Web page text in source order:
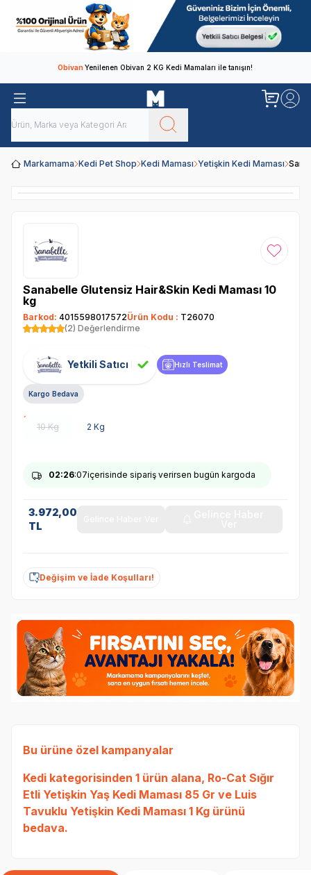
ObivanYenilenen Obivan 2 KG Kedi Mamaları ile tanışın!
Markamama Kedi Pet Shop Kedi Maması Yetişkin Kedi Maması
Favoriye
Sanabelle Glutensiz Hair&Skin Kedi Maması 10
kg
Barkod: 4015598017572Ürün Kodu : T26070
(2) Değerlendirme
Yetkili Satıcı Hızlı Teslimat
Kargo Bedava
10 Kg 2 Kg
02:26:07içerisinde sipariş verirsen bugün kargoda
3.972,00
TL
Değişim ve İade Koşulları!
Bu ürüne özel kampanyalar
Kedi kategorisinden 1 ürün alana, Ro-Cat Sığır
Etli Yetişkin Yaş Kedi Maması 85 Gr ve Luis
Tavuklu Yetişkin Kedi Maması 1 Kg ürünü
bedava.